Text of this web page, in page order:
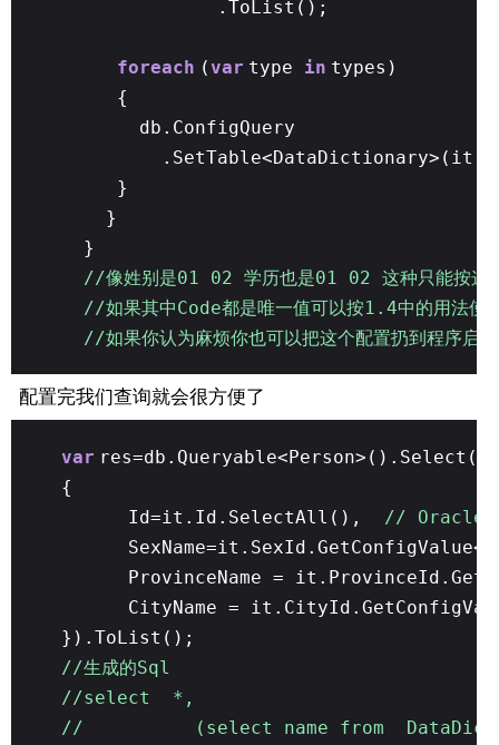
.ToList();
foreach (var type in types)
{
db.ConfigQuery
.SetTable<DataDictionary>(it
}
}
}
//像姓别是01 02 学历也是01 02 这种只能按这
//如果其中Code都是唯一值可以按1.4中的用法使
//如果你认为麻烦你也可以把这个配置扔到程序启
配置完我们查询就会很方便了
var
{
Id=it.Id.SelectAll(),
// Oracle
ProvinceName =
CityName =
}).ToList();
//生成的Sql
//select *,
// (select name from